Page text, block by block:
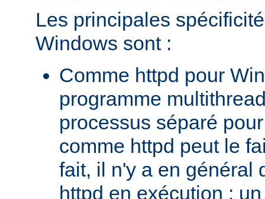
Les principales
Windows sont :
Comme httpd pour
programme
processus séparé
comme httpd peut le
fait, il n'y a en général
httpd en exécution :